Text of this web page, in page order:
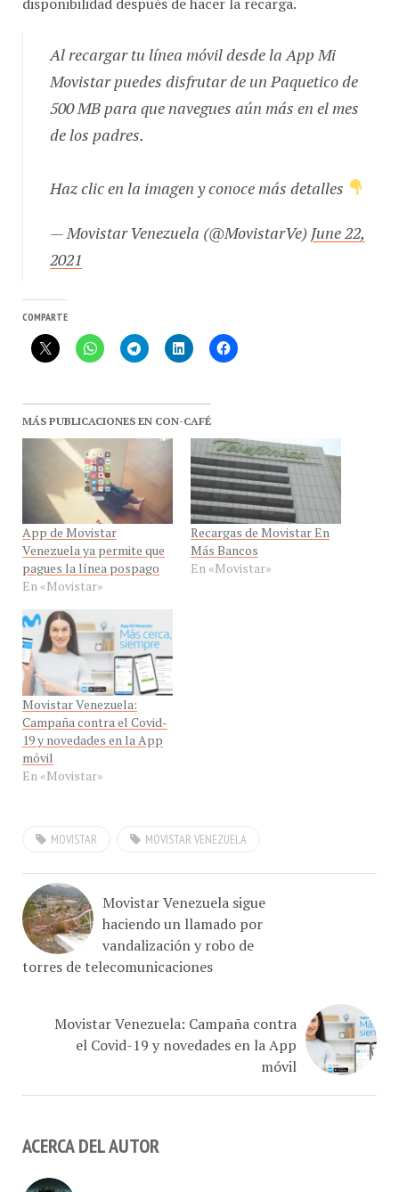
Movistar puedes disfrutar de un Paquetico de
500 MB para que navegues aún más en el mes
de los padres.
2021
COMPARTE
MÁS PUBLICACIONES EN CON-CAFÉ
App de Movistar
Venezuela ya permite que
pagues la línea pospago
En «Movistar»
Recargas de Movistar En
Más Bancos
En «Movistar»
Movistar Venezuela:
Campaña contra el Covid-
19 y novedades en la App
móvil
En «Movistar»
haciendo un llamado por
vandalización y robo de
torres de telecomunicaciones
el Covid-19 y novedades en la App
móvil